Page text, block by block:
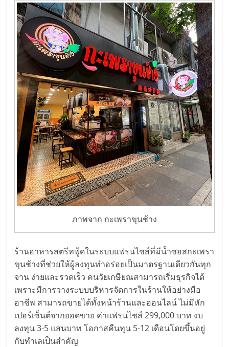
เปิด
ร้าน
ปรึกษา
ฟรี,
บริการ
พัฒนา
ระบบ
แฟ
รน
ไชส์"
"ศูนย์
รวม
ข้อมูล
ธุรกิจ
SME
ภาพจาก กะเพราขุนช้าง
ร้านอาหารสตรีทฟู้ดในระบบแฟรนไชส์ที่มีน้ำซอสกะเพรา
ขุนช้างที่ช่วยให้ผู้ลงทุนทำอร่อยเป็นมาตรฐานเดียวกันทุก
จาน ง่ายและรวดเร็ว คนวัยเกษียณสามารถเริ่มธุรกิจได้
เพราะมีการวางระบบบริหารจัดการในร้านให้อย่างมือ
อาชีพ สามารถขายได้ทั้งหน้าร้านและออนไลน์ ไม่มีหัก
เปอร์เซ็นต์จากยอดขาย ค่าแฟรนไชส์ 299,000 บาท งบ
ลงทุน 3-5 แสนบาท โอกาสคืนทุน 5-12 เดือนโดยขึ้นอยู่
กับทำเลเป็นสำคัญ